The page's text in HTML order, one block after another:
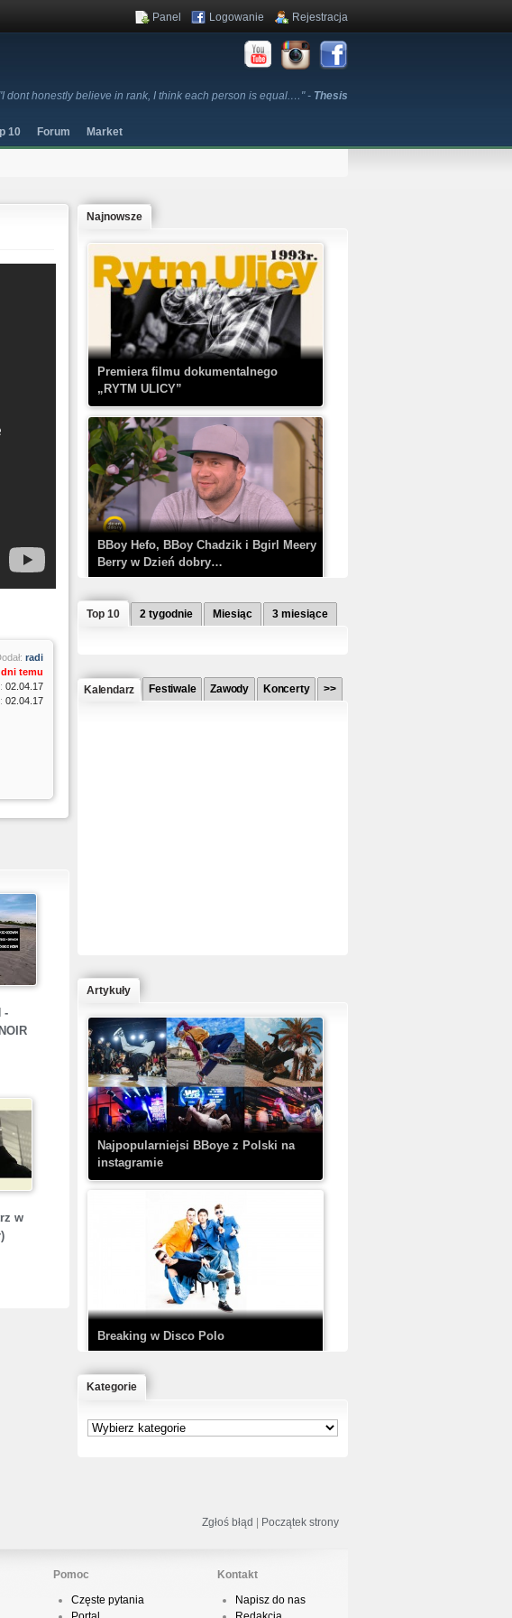
"I dont honestly believe in rank, I think each person is equal.…" - Thesis
Panel Logowanie Rejestracja
10 Forum Market
radi
dni temu
02.04.17
02.04.17
-
w
Najnowsze
Premiera filmu dokumentalnego
„RYTM ULICY”
BBoy Hefo, BBoy Chadzik i Bgirl Meery
Berry w Dzień dobry…
Kaczorex w najnowszym klipie: HRYPA
– Kobieta z walizką
TEDE & SIR MICH - KICKDOWN /
DISCO NOIR
Prod. Chubeats, Scratch:…
KrisBo - Cienie
Top 10 2 tygodnie Miesiąc 3 miesiące
Kalendarz Festiwale Zawody Koncerty >>
Artykuły
Najpopularniejsi BBoye z Polski na
instagramie
Breaking w Disco Polo
Kategorie
Zgłoś błąd | Początek strony
Pomoc
Częste pytania
Kontakt
Napisz do nas